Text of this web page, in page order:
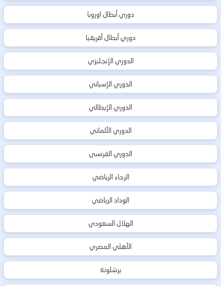
دوري أبطال اوروبا
دوري أبطال أفريقيا
الدوري الإنجليزي
الدوري الإسباني
الدوري الإيطالي
الدوري الألماني
الدوري الفرنسي
الرجاء الرياضي
الوداد الرياضي
الهلال السعودي
الأهلي المصري
برشلونة